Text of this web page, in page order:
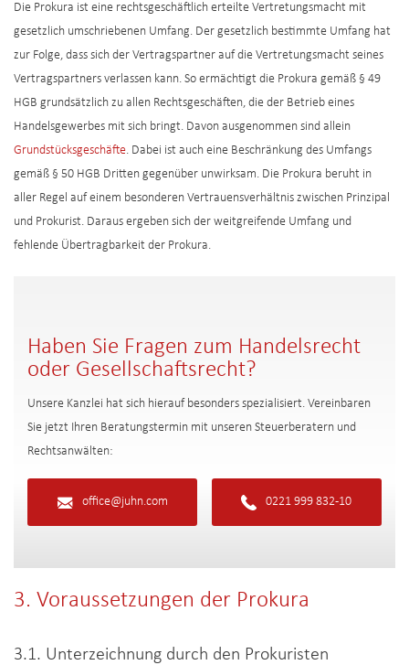
Die Prokura ist eine rechtsgeschäftlich erteilte Vertretungsmacht mit
gesetzlich umschriebenen Umfang. Der gesetzlich bestimmte Umfang hat
zur Folge, dass sich der Vertragspartner auf die Vertretungsmacht seines
Vertragspartners verlassen kann. So ermächtigt die Prokura gemäß § 49
HGB grundsätzlich zu allen Rechtsgeschäften, die der Betrieb eines
Handelsgewerbes mit sich bringt. Davon ausgenommen sind allein
Grundstücksgeschäfte. Dabei ist auch eine Beschränkung des Umfangs
gemäß § 50 HGB Dritten gegenüber unwirksam. Die Prokura beruht in
aller Regel auf einem besonderen Vertrauensverhältnis zwischen Prinzipal
und Prokurist. Daraus ergeben sich der weitgreifende Umfang und
fehlende Übertragbarkeit der Prokura.
Haben Sie Fragen zum Handelsrecht
oder Gesellschaftsrecht?
Unsere Kanzlei hat sich hierauf besonders spezialisiert. Vereinbaren
Sie jetzt Ihren Beratungstermin mit unseren Steuerberatern und
Rechtsanwälten:
office@juhn.com 0221 999 832-10
3. Voraussetzungen der Prokura
3.1. Unterzeichnung durch den Prokuristen